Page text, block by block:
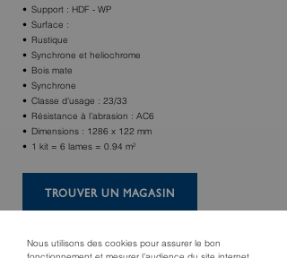
Nous utilisons des cookies pour assurer le bon
Support : HDF - WP
Surface :
Rustique
Synchrone et heliochrome
Bois mate
Synchrone
Classe d’usage : 23/33
Résistance à l’abrasion : AC6
Dimensions : 1286 x 122 mm
1 kit = 6 lames = 0.94 m²
TROUVER UN MAGASIN